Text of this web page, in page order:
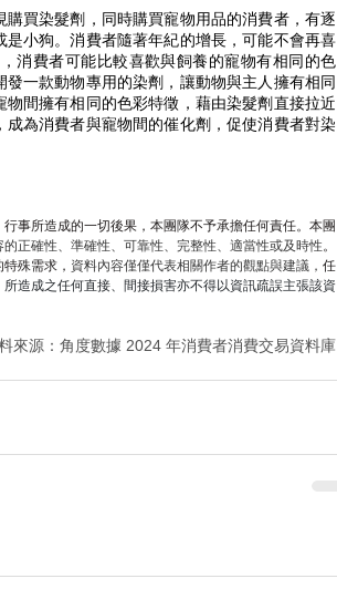
買染髮劑，同時購買寵物用品的消費者，有逐
小狗。消費者隨著年紀的增長，可能不會再喜
消費者可能比較喜歡與飼養的寵物有相同的色
一款動物專用的染劑，讓動物與主人擁有相同
間擁有相同的色彩特徵，藉由染髮劑直接拉近
為消費者與寵物間的催化劑，促使消費者對染
事所造成的一切後果，本團隊不予承擔任何責任。本團
的正確性、準確性、可靠性、完整性、適當性或及時性 。
殊需求， 資料內容僅僅代表相關作者的觀點與建議， 任
所造成之任何直接、間接損害亦不得以資訊疏誤主張該資
來源：角度數據 2024 年消費者消費交易資料庫